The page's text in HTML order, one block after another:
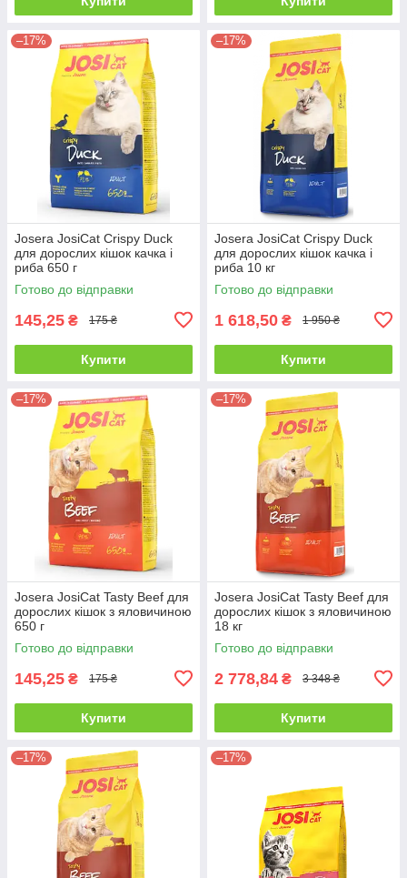
–17%
Josera JosiCat Crispy Duck
для дорослих кішок качка і
риба 650 г
Готово до відправки
145,25 ₴ 175 ₴
Купити
–17%
Josera JosiCat Crispy Duck
для дорослих кішок качка і
риба 10 кг
Готово до відправки
1 618,50 ₴ 1 950 ₴
Купити
–17%
Josera JosiCat Tasty Beef для
дорослих кішок з яловичиною
650 г
Готово до відправки
145,25 ₴ 175 ₴
Купити
–17%
Josera JosiCat Tasty Beef для
дорослих кішок з яловичиною
18 кг
Готово до відправки
2 778,84 ₴ 3 348 ₴
Купити
–17% –17%